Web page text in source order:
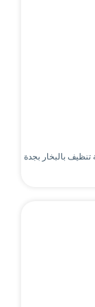
بالبخار بجدة